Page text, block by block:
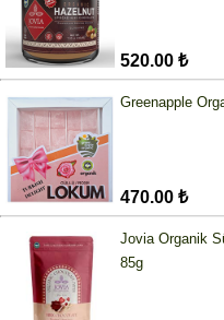
520.00 ₺
Greenapple
470.00 ₺
Jovia Organik
85g